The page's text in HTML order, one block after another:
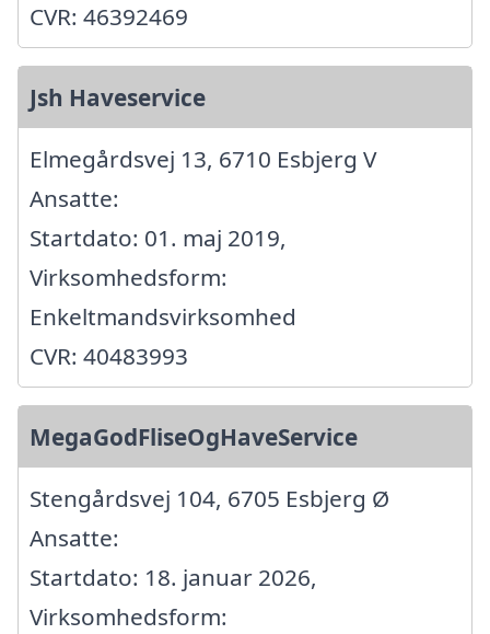
CVR: 46392469
Jsh Haveservice
Elmegårdsvej 13, 6710 Esbjerg V
Ansatte:
Startdato: 01. maj 2019,
Virksomhedsform:
Enkeltmandsvirksomhed
CVR: 40483993
MegaGodFliseOgHaveService
Stengårdsvej 104, 6705 Esbjerg Ø
Ansatte:
Startdato: 18. januar 2026,
Virksomhedsform: